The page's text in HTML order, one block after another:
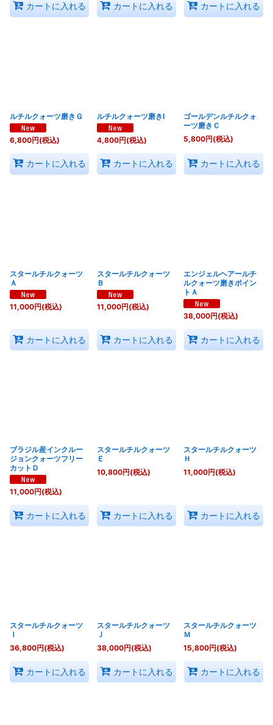
カートに入れる カートに入れる カートに入れる
ルチルクォーツ磨きＧ
6,800円(税込)
カートに入れる
ルチルクォーツ磨きI
4,800円(税込)
カートに入れる
ゴールデンルチルクォ
ーツ磨きＣ
5,800円(税込)
カートに入れる
スタールチルクォーツ
Ａ
11,000円(税込)
カートに入れる
スタールチルクォーツ
Ｂ
11,000円(税込)
カートに入れる
エンジェルヘアールチ
ルクォーツ磨きポイン
トＡ
38,000円(税込)
カートに入れる
ブラジル産インクルー
ジョンクォーツフリー
カットＤ
11,000円(税込)
カートに入れる
スタールチルクォーツ
Ｅ
10,800円(税込)
カートに入れる
スタールチルクォーツ
Ｈ
11,000円(税込)
カートに入れる
スタールチルクォーツ
Ｉ
36,800円(税込)
カートに入れる
スタールチルクォーツ
Ｊ
38,000円(税込)
カートに入れる
スタールチルクォーツ
Ｍ
15,800円(税込)
カートに入れる